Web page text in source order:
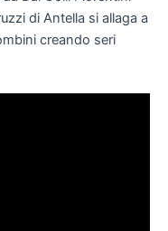
di Antella si allaga a
creando seri